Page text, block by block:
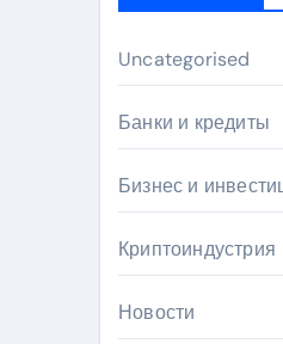
Uncategorised
Банки и кредиты
Бизнес и
Криптоиндустрия
Новости